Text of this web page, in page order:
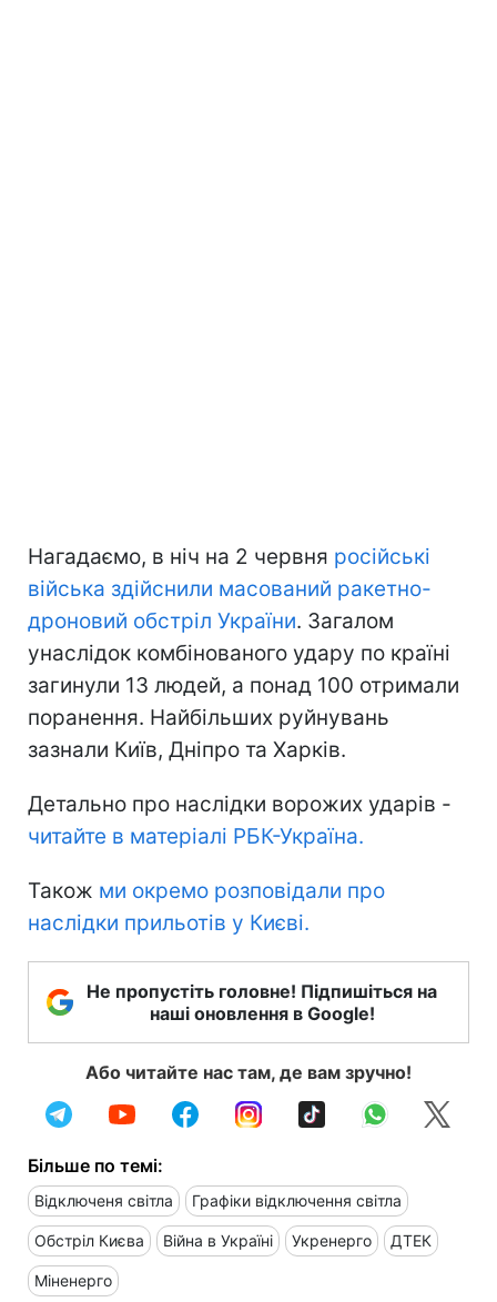
Нагадаємо, в ніч на 2 червня російські
війська здійснили масований ракетно-
дроновий обстріл України. Загалом
унаслідок комбінованого удару по країні
загинули 13 людей, а понад 100 отримали
поранення. Найбільших руйнувань
зазнали Київ, Дніпро та Харків.
Детально про наслідки ворожих ударів -
читайте в матеріалі РБК-Україна.
Також ми окремо розповідали про
наслідки прильотів у Києві.
Не пропустіть головне! Підпишіться на
наші оновлення в Google!
Або читайте нас там, де вам зручно!
Більше по темі:
Відключеня світла Графіки відключення світла
Обстріл Києва Війна в Україні Укренерго ДТЕК
Міненерго